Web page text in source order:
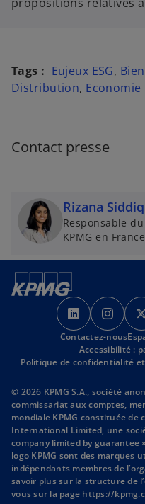
Tags : Eujeux ESGs
’
a
n
s
u
o
u
v
e
o
n
g
l
e
t
,
Distribution,
Contact presse
Rizana
Responsable
KPMG en France
s
’
o
u
r
e
d
a
n
s
u
s
’
o
u
r
e
d
a
n
s
u
Contactez-nous
Accessibilité :
Politique de confidentialité
© 2026 KPMG S.A., société
commissariat aux comptes,
mondiale KPMG constituée de
International Limited, une
company limited by guarantee
logo KPMG sont des marques
indépendants membres de
savoir plus sur la structure de
vous sur la page https://